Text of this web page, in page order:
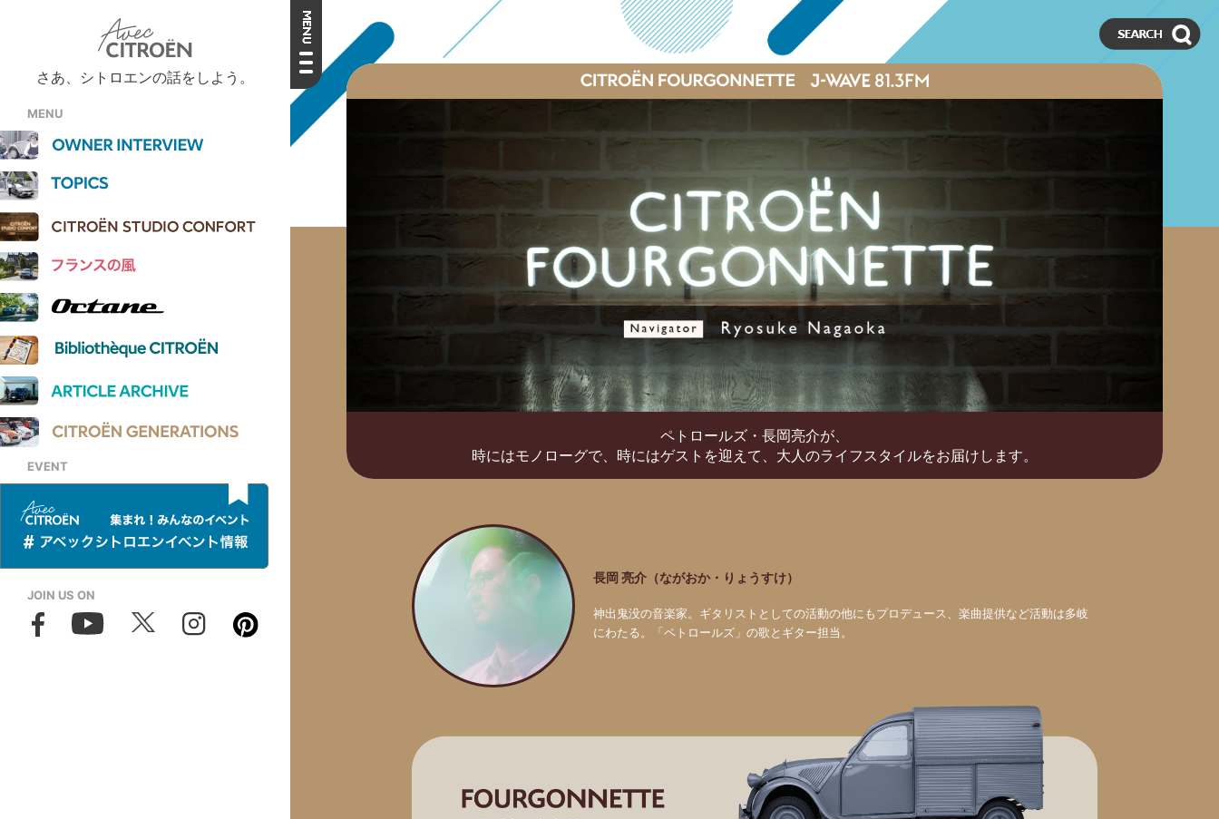
さあ、シトロエンの話をしよう。
MENU
EVENT
JOIN US ON
ペトロールズ・長岡亮介が、
時にはモノローグで、時にはゲストを迎えて、 大人のライフスタイルをお届けします。
長岡 亮介（ながおか・りょうすけ）
神出鬼没の音楽家。ギタリストとしての活動の他にもプロデュース、楽曲提供など活動は多岐
にわたる。「ペトロールズ」の歌とギター担当。